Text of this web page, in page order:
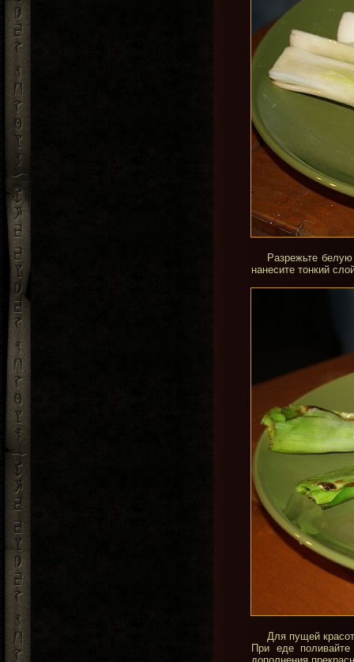
Разрежьте
нанесите тонкий
Для пущей
При еде